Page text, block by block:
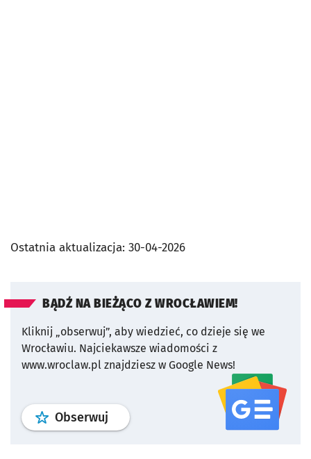
Ostatnia aktualizacja: 30-04-2026
BĄDŹ NA BIEŻĄCO Z WROCŁAWIEM!
Kliknij „obserwuj”, aby wiedzieć, co dzieje się we
Wrocławiu. Najciekawsze wiadomości z
www.wroclaw.pl znajdziesz w Google News!
Obserwuj profil serwisu